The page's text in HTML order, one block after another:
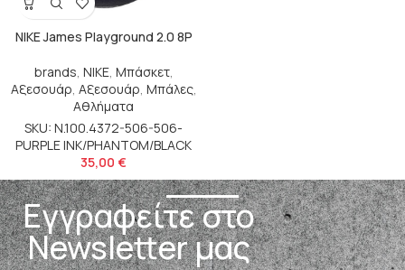
NIKE James Playground 2.0 8P
brands, NIKE, Μπάσκετ,
Αξεσουάρ, Αξεσουάρ, Μπάλες,
Αθλήματα
SKU: N.100.4372-506-506-
PURPLE INK/PHANTOM/BLACK
35,00 €
Εγγραφείτε στο
Newsletter μας